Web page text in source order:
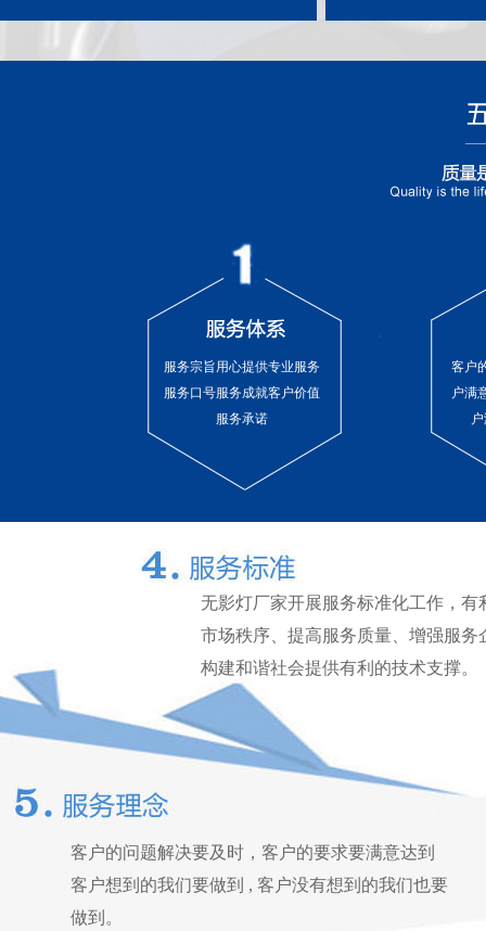
服务宗旨用心提供专业服务
服务口号服务成就客户价值
服务承诺
客户
户满
无影灯厂家开展服务标准化工作，有
市场秩序、提高服务质量、增强服务
构建和谐社会提供有利的技术支撑。
客户的问题解决要及时，客户的要求要满意达到
客户想到的我们要做到 , 客户没有想到的我们也要
做到。